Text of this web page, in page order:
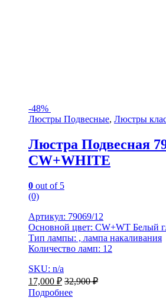
-48%
Люстры Подвесные, Люстры
Люстра Подвесная
CW+WHITE
0 out of 5
(0)
Артикул: 79069/12
Основной цвет: CW+WT Белый
Тип лампы: , лампа накаливания
Количество ламп: 12
SKU: n/a
17,000 ₽ 32,900₽
Подробнее